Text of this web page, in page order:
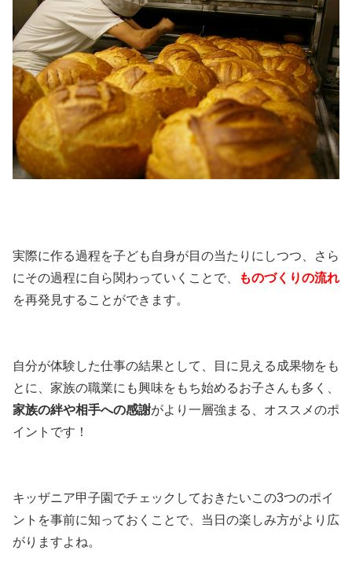
実際に作る過程を子ども自身が目の当たりにしつつ、さら
にその過程に自ら関わっていくことで、
ものづくりの流れ
を再発見することができます。
自分が体験した仕事の結果として、目に見える成果物をも
とに、家族の職業にも興味をもち始めるお子さんも多く、
家族の絆や相手への感謝がより一層強まる、オススメのポ
イントです！
キッザニア甲子園でチェックしておきたいこの3つのポイ
ントを事前に知っておくことで、当日の楽しみ方がより広
がりますよね。